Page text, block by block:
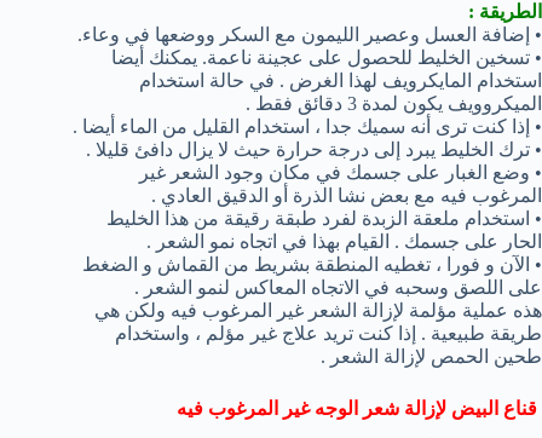
الطريقة :
• إضافة العسل وعصير الليمون مع السكر ووضعها في وعاء.
• تسخين الخليط للحصول على عجينة ناعمة. يمكنك أيضا
استخدام المايكرويف لهذا الغرض . في حالة استخدام
الميكروويف يكون لمدة 3 دقائق فقط .
• إذا كنت ترى أنه سميك جدا ، استخدام القليل من الماء أيضا .
• ترك الخليط يبرد إلى درجة حرارة حيث لا يزال دافئ قليلا .
• وضع الغبار على جسمك في مكان وجود الشعر غير
المرغوب فيه مع بعض نشا الذرة أو الدقيق العادي .
• استخدام ملعقة الزبدة لفرد طبقة رقيقة من هذا الخليط
الحار على جسمك . القيام بهذا في اتجاه نمو الشعر .
• الآن و فورا ، تغطيه المنطقة بشريط من القماش و الضغط
على اللصق وسحبه في الاتجاه المعاكس لنمو الشعر .
هذه عملية مؤلمة لإزالة الشعر غير المرغوب فيه ولكن هي
طريقة طبيعية . إذا كنت تريد علاج غير مؤلم ، واستخدام
طحين الحمص لإزالة الشعر .
قناع البيض لإزالة شعر الوجه غير المرغوب فيه